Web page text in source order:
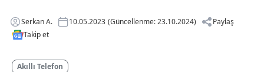
Serkan A. 10.05.2023 (Güncellenme: 23.10.2024)
Paylaş
Takip et
Akıllı Telefon